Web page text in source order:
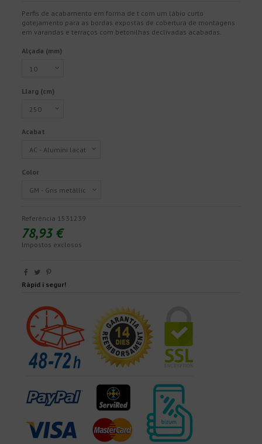
Perfis de acabamento em forma de t com um lábio curto
gotejamento para as bordas expostas de cobertura de montagens
em varandas e terraços com betonilhas declivadas acabadas.
Alçada (mm)
Llarg (cm)
Acabat
Color
Referència 1531239
78,93 €
Impostos exclosos
Ràpid i segur!